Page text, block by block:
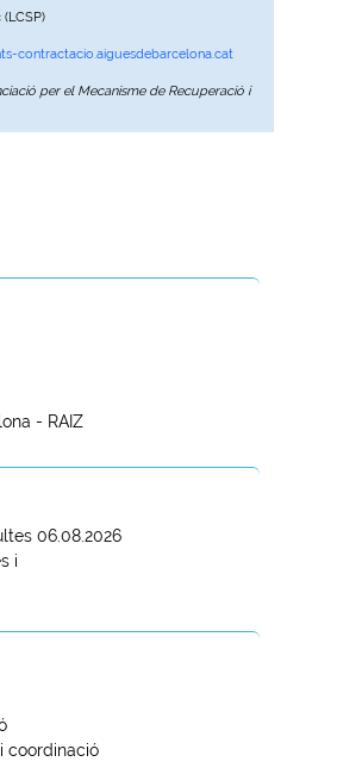
contractacio.aiguesdebarcelona.cat
per el Mecanisme de Recuperació i
- RAIZ
06.08.2026
i
coordinació